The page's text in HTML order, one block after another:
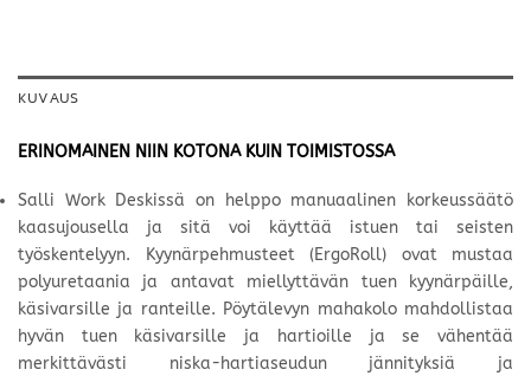
KUVAUS
ERINOMAINEN NIIN KOTONA KUIN TOIMISTOSSA
Salli Work Deskissä on helppo manuaalinen korkeussäätö
kaasujousella ja sitä voi käyttää istuen tai seisten
työskentelyyn. Kyynärpehmusteet (ErgoRoll) ovat mustaa
polyuretaania ja antavat miellyttävän tuen kyynärpäille,
käsivarsille ja ranteille. Pöytälevyn mahakolo mahdollistaa
hyvän tuen käsivarsille ja hartioille ja se vähentää
merkittävästi niska-hartiaseudun jännityksiä ja